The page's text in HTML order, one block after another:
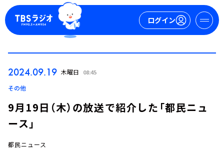
ログイン
2024.09.19 木曜日 08:45
その他
9月19日（木）の放送で紹介した「都民ニュ
ース」
都民ニュース